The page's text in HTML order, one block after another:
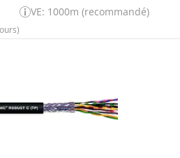
VE: 1000m (recommandé)